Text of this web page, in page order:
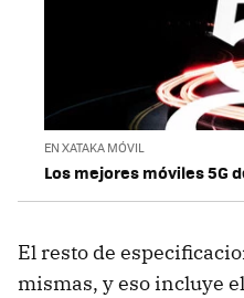
EN XATAKA MÓVIL
Los mejores móviles 5G
El resto de
mismas, y eso incluye el